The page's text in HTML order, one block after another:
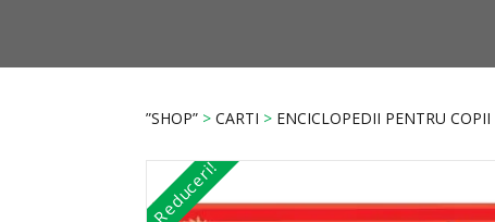
”SHOP” >CARTI > ENCICLOPEDII PENTRU COPII
Reduceri!